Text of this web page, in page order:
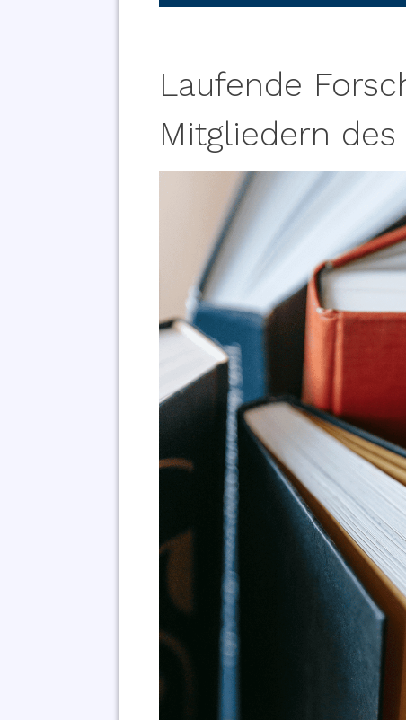
Laufende
Mitgliedern